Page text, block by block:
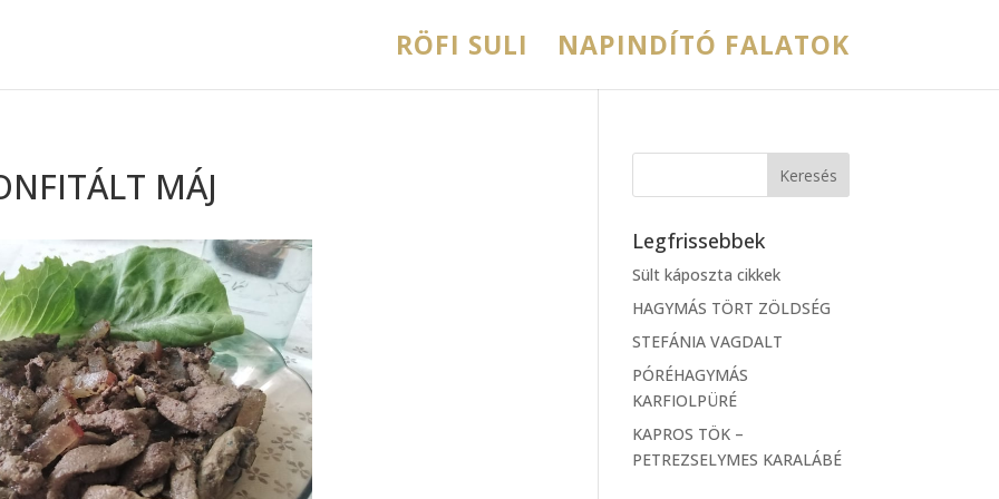
RÖFI SULI NAPINDÍTÓ FALATOK
MÁJ
Legfrissebbek
Sült káposzta cikkek
HAGYMÁS TÖRT ZÖLDSÉG
STEFÁNIA VAGDALT
PÓRÉHAGYMÁS
KARFIOLPÜRÉ
KAPROS TÖK –
PETREZSELYMES KARALÁBÉ